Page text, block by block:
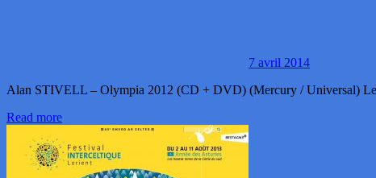
7 avril 2014
Alan STIVELL – Olympia 2012 (CD + DVD) (Mercury / Universal)
Read more